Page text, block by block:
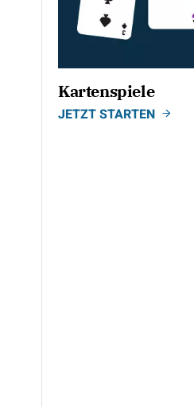
Kartenspiele
JETZT STARTEN